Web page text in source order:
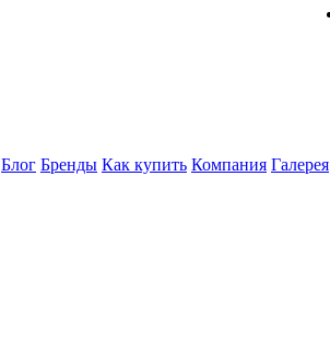
Блог Бренды Как купить Компания Галерея